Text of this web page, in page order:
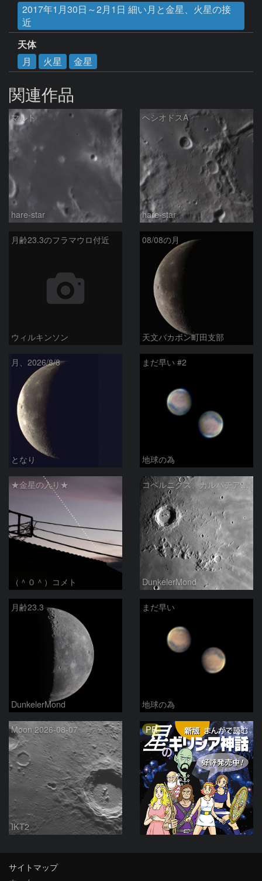
2017年1月30日～2月1日 細い月と金星、火星の接
近
天体
月
火星 金星
関連作品
マルト
hare-star
ヘシオドスA
hare-star
月齢23.3のフラマウロ付近
ウィルキンソン
08/08の月
天文バカボン町田支部
月、2026/8/8
となり
まだ早い #2
地球の為
★金星の入り★
（＾０＾）コメト
コペルニクス、カルパチア山脈付近
DunkelerMond
月齢23.3
DunkelerMond
まだ早い
地球の為
Moon 2026-08-07
IKT2
PR
サイトマップ